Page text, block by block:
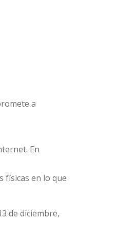
a
En
físicas en lo que
de diciembre,